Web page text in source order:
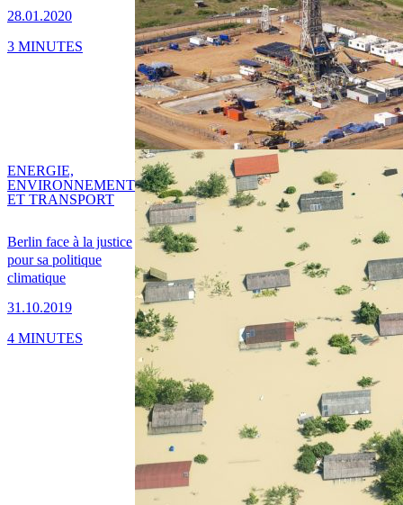
28.01.2020
3 MINUTES
Berlin face à la justice
pour sa politique
climatique
31.10.2019
ENERGIE,
ENVIRONNEMENT
ET TRANSPORT
4 MINUTES